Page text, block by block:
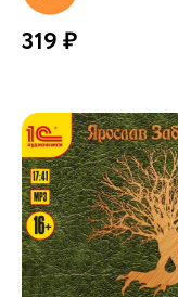
319 ₽